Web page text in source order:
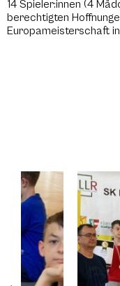
14 Spieler:innen (4
berechtigten
Europameisterschaft